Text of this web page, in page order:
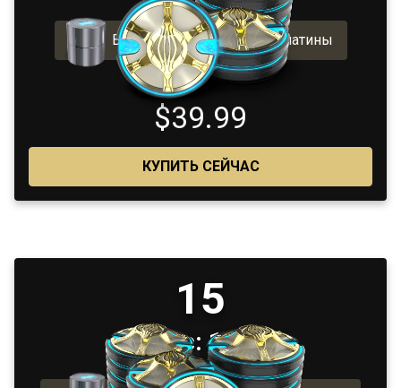
Включает 400 бонусной платины
$39.99
КУПИТЬ СЕЙЧАС
15
(Бонус: 12 + 3)